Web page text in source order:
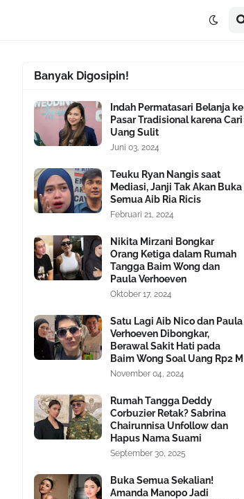
Banyak Digosipin!
Indah Permatasari Belanja ke
Pasar Tradisional karena Cari
Uang Sulit
Juni 03, 2024
Teuku Ryan Nangis saat
Mediasi, Janji Tak Akan Buka
Semua Aib Ria Ricis
Februari 21, 2024
Nikita Mirzani Bongkar
Orang Ketiga dalam Rumah
Tangga Baim Wong dan
Paula Verhoeven
Oktober 17, 2024
Satu Lagi Aib Nico dan Paula
Verhoeven Dibongkar,
Berawal Sakit Hati pada
Baim Wong Soal Uang Rp2 M
November 04, 2024
Rumah Tangga Deddy
Corbuzier Retak? Sabrina
Chairunnisa Unfollow dan
Hapus Nama Suami
September 30, 2025
Buka Semua Sekalian!
Amanda Manopo Jadi